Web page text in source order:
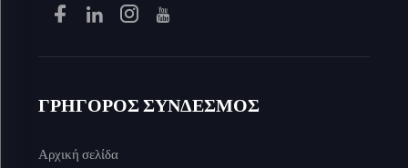
ΓΡΗΓΟΡΟΣ ΣΥΝΔΕΣΜΟΣ
Αρχική σελίδα